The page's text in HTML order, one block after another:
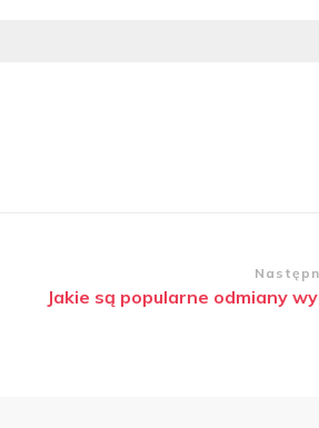
Jakie są popularne odmiany